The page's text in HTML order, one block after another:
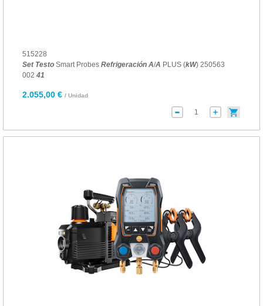
515228
Set TestoSmart Probes Refrigeración A/A PLUS (kW) 250563
002 41
2.055,00 € / Unidad